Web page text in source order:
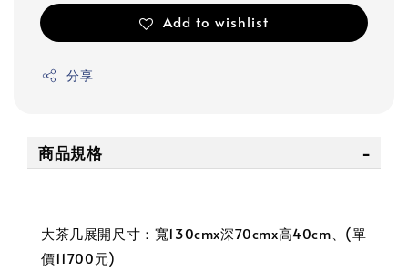
Add to wishlist
分享
商品規格
大茶几展開尺寸：寬130cmx深70cmx高40cm、(單
價11700元)